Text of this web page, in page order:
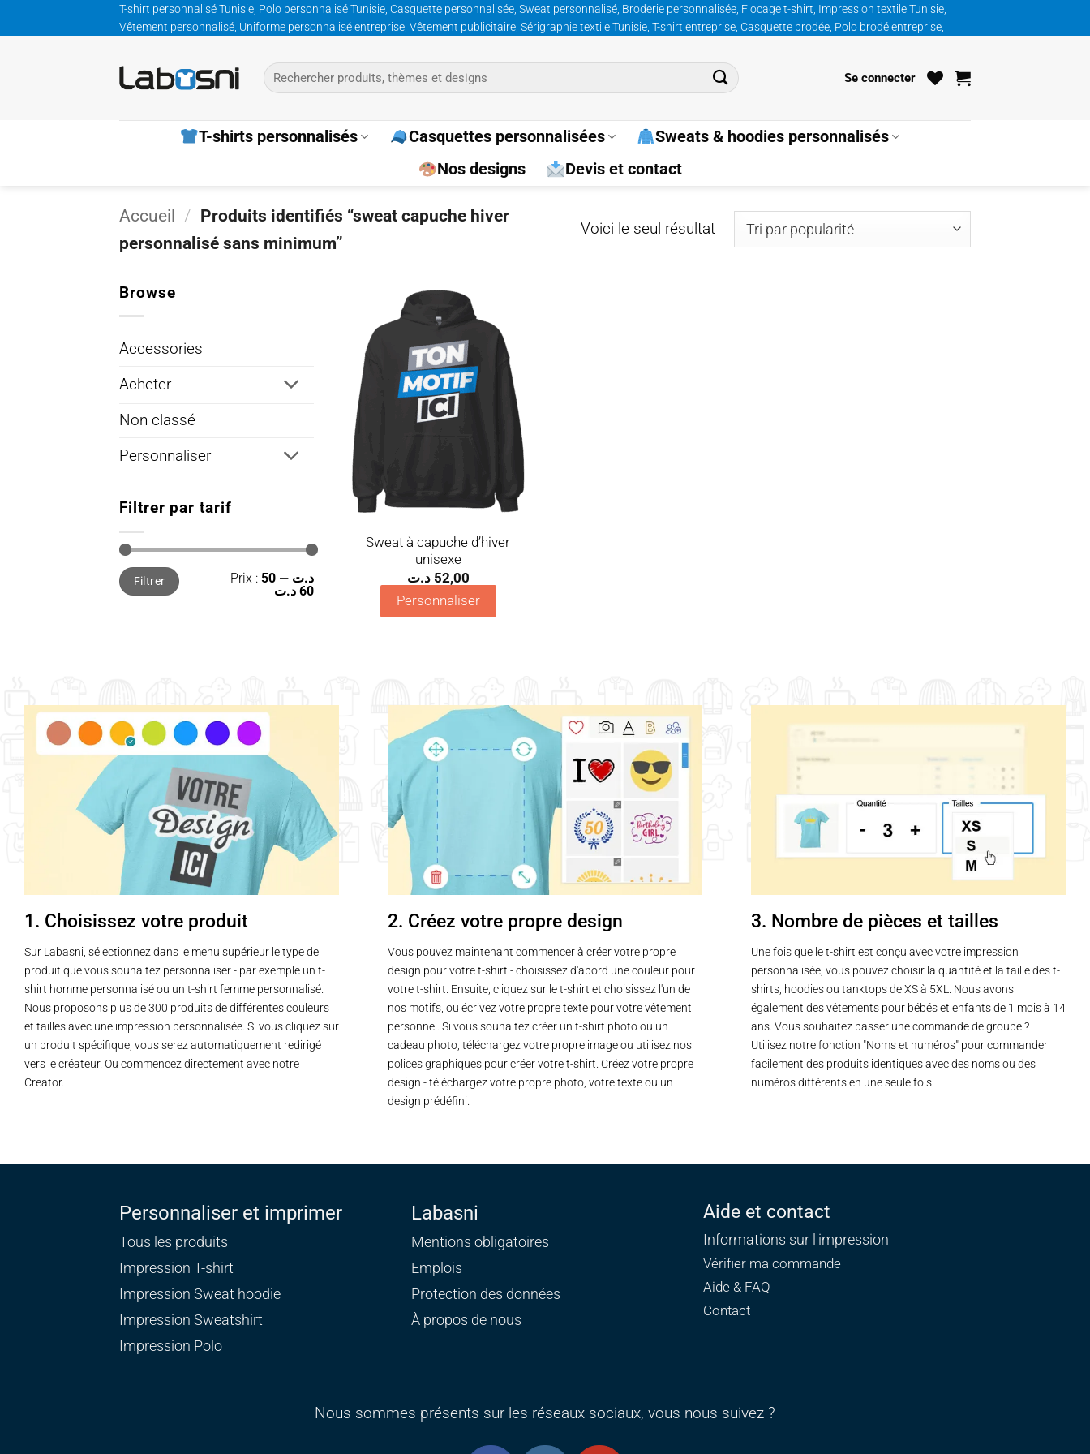
au
T-shirt personnalisé Tunisie, Polo personnalisé Tunisie, Casquette personnalisée, Sweat personnalisé, Broderie personnalisée, Flocage t-shirt, Impression textile Tunisie,
Vêtement personnalisé, Uniforme personnalisé entreprise, Vêtement publicitaire, Sérigraphie textile Tunisie, T-shirt entreprise, Casquette brodée, Polo brodé entreprise,
Recherche
pour :
Se connecter
T-shirts personnalisés Casquettes personnalisées
Sweats & hoodies personnalisés
Nos designs
Devis et contact
Accueil / Produits identifiés “sweat capuche hiver
personnalisé sans minimum”
Voici le seul résultat
Browse
Accessories
Acheter
Non classé
Personnaliser
Filtrer par tarif
Prix
min
Prix
maxFiltrer Prix : 50 د.ت —
60 د.ت
Ajouter
à la
wishlist
Sweat à capuche d’hiver
unisexe
52,00 د.ت
Personnaliser
1. Choisissez votre produit
Sur Labasni, sélectionnez dans le menu supérieur le type de
produit que vous souhaitez personnaliser - par exemple un t-
shirt homme personnalisé ou un t-shirt femme personnalisé.
Nous proposons plus de 300 produits de différentes couleurs
et tailles avec une impression personnalisée. Si vous cliquez sur
un produit spécifique, vous serez automatiquement redirigé
vers le créateur. Ou commencez directement avec notre
Creator.
2. Créez votre propre design
Vous pouvez maintenant commencer à créer votre propre
design pour votre t-shirt - choisissez d'abord une couleur pour
votre t-shirt. Ensuite, cliquez sur le t-shirt et choisissez l'un de
nos motifs, ou écrivez votre propre texte pour votre vêtement
personnel. Si vous souhaitez créer un t-shirt photo ou un
cadeau photo, téléchargez votre propre image ou utilisez nos
polices graphiques pour créer votre t-shirt. Créez votre propre
design - téléchargez votre propre photo, votre texte ou un
design prédéfini.
3. Nombre de pièces et tailles
Une fois que le t-shirt est conçu avec votre impression
personnalisée, vous pouvez choisir la quantité et la taille des t-
shirts, hoodies ou tanktops de XS à 5XL. Nous avons
également des vêtements pour bébés et enfants de 1 mois à 14
ans. Vous souhaitez passer une commande de groupe ?
Utilisez notre fonction "Noms et numéros" pour commander
facilement des produits identiques avec des noms ou des
numéros différents en une seule fois.
Personnaliser et imprimer
Tous les produits
Impression T-shirt
Impression Sweat hoodie
Impression Sweatshirt
Impression Polo
Labasni
Mentions obligatoires
Emplois
Protection des données
À propos de nous
Aide et contact
Informations sur l'impression
Vérifier ma commande
Aide & FAQ
Contact
Nous sommes présents sur les réseaux sociaux, vous nous suivez ?